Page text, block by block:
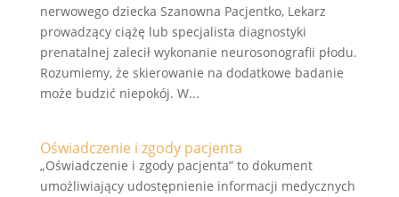
nerwowego dziecka Szanowna Pacjentko, Lekarz
prowadzący ciążę lub specjalista diagnostyki
prenatalnej zalecił wykonanie neurosonografii płodu.
Rozumiemy, że skierowanie na dodatkowe badanie
może budzić niepokój. W...
Oświadczenie i zgody pacjenta
„Oświadczenie i zgody pacjenta” to dokument
umożliwiający udostępnienie informacji medycznych